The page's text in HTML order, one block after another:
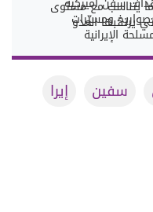
يتناسب مع مستوى
يرتكبها العدو
ومسيّرات
الإيرانية
سفين
إيرا